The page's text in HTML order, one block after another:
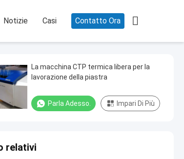
Notizie Casi Contatto Ora 
La macchina CTP termica libera per la
lavorazione della piastra
Parla Adesso. Impari Di Più
relativi